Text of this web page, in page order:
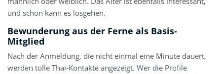
und schon kann es losgehen.
Bewunderung aus der Ferne als Basis-
Mitglied
Nach der Anmeldung, die nicht einmal eine Minute dauert,
werden tolle Thai-Kontakte angezeigt. Wer die Profile